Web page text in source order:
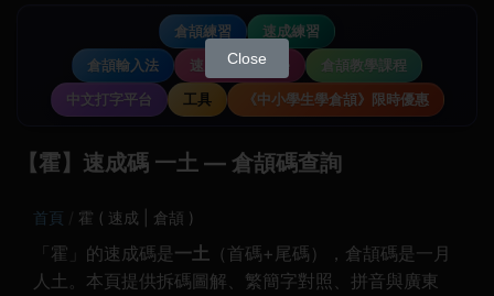
倉頡練習
速成練習
倉頡輸入法
速成輸入法教學
倉頡教學課程
中文打字平台
工具 《中小學生學倉頡》限時優惠
【霍】速成碼 一土 — 倉頡碼查詢
首頁 霍 ( 速成 | 倉頡 )
「霍」的速成碼是 一土 （首碼+尾碼），倉頡碼是一月
人土。本頁提供拆碼圖解、繁簡字對照、拼音與廣東
Close